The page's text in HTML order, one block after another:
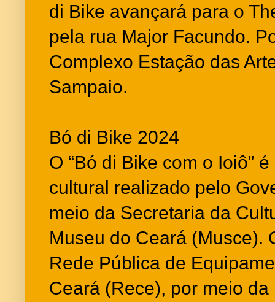
di Bike avançará para o
pela rua Major Facundo.
Complexo Estação das
Sampaio.
Bó di Bike 2024
O “Bó di Bike com o Ioiô”
cultural realizado pelo
meio da Secretaria da
Museu do Ceará (Musce).
Rede Pública de
Ceará (Rece), por meio